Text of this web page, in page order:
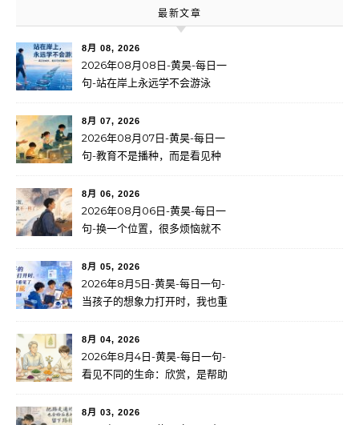
最新文章
8月 08, 2026
2026年08月08日-黄昊-每日一
句-站在岸上永远学不会游泳
8月 07, 2026
2026年08月07日-黄昊-每日一
句-教育不是播种，而是看见种
8月 06, 2026
2026年08月06日-黄昊-每日一
句-换一个位置，很多烦恼就不
8月 05, 2026
2026年8月5日-黄昊-每日一句-
当孩子的想象力打开时，我也重
8月 04, 2026
2026年8月4日-黄昊-每日一句-
看见不同的生命：欣赏，是帮助
8月 03, 2026